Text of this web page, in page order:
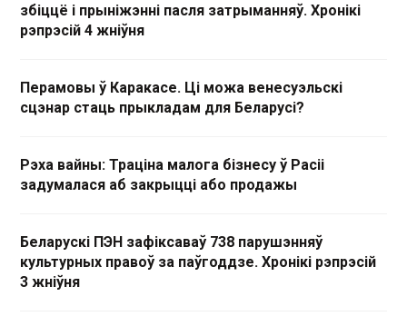
збіццё і прыніжэнні пасля затрыманняў. Хронікі
рэпрэсій 4 жніўня
Перамовы ў Каракасе. Ці можа венесуэльскі
сцэнар стаць прыкладам для Беларусі?
Рэха вайны: Траціна малога бізнесу ў Расіі
задумалася аб закрыцці або продажы
Беларускі ПЭН зафіксаваў 738 парушэнняў
культурных правоў за паўгоддзе. Хронікі рэпрэсій
3 жніўня